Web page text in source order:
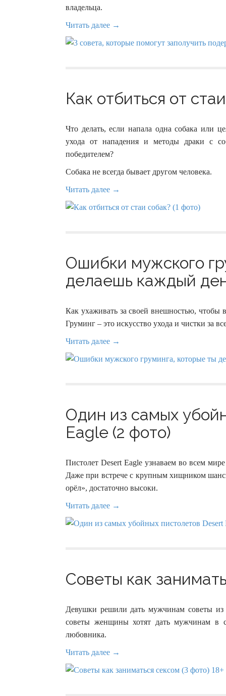
владельца.
Читать далее →
Как отбиться от
Что делать, если напала одна собака или
ухода от нападения и методы драки с
победителем?
Собака не всегда бывает другом человека.
Читать далее →
Ошибки мужского
делаешь каждый
Как ухаживать за своей внешностью, чтобы
Груминг – это искусство ухода и чистки за
Читать далее →
Один из самых
Eagle (2 фото)
Пистолет Desert Eagle узнаваем во всем
Даже при встрече с крупным хищником
орёл», достаточно высоки.
Читать далее →
Советы как
Девушки решили дать мужчинам советы
советы женщины хотят дать мужчинам в
любовника.
Читать далее →